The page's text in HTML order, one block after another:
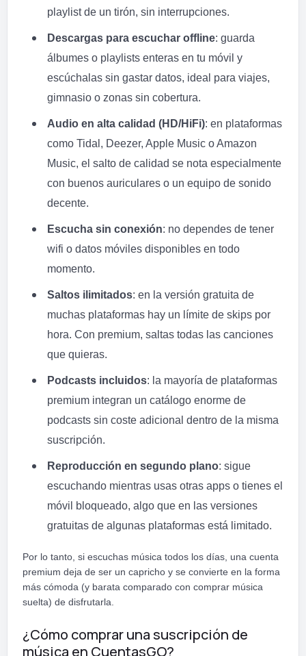
playlist de un tirón, sin interrupciones.
Descargas para escuchar offline: guarda
álbumes o playlists enteras en tu móvil y
escúchalas sin gastar datos, ideal para viajes,
gimnasio o zonas sin cobertura.
Audio en alta calidad (HD/HiFi): en plataformas
como Tidal, Deezer, Apple Music o Amazon
Music, el salto de calidad se nota especialmente
con buenos auriculares o un equipo de sonido
decente.
Escucha sin conexión: no dependes de tener
wifi o datos móviles disponibles en todo
momento.
Saltos ilimitados: en la versión gratuita de
muchas plataformas hay un límite de skips por
hora. Con premium, saltas todas las canciones
que quieras.
Podcasts incluidos: la mayoría de plataformas
premium integran un catálogo enorme de
podcasts sin coste adicional dentro de la misma
suscripción.
Reproducción en segundo plano: sigue
escuchando mientras usas otras apps o tienes el
móvil bloqueado, algo que en las versiones
gratuitas de algunas plataformas está limitado.
Por lo tanto, si escuchas música todos los días, una cuenta
premium deja de ser un capricho y se convierte en la forma
más cómoda (y barata comparado con comprar música
suelta) de disfrutarla.
¿Cómo comprar una suscripción de
música en CuentasGO?